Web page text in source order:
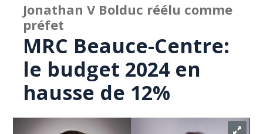
Jonathan V Bolduc réélu comme
préfet
MRC Beauce-Centre:
le budget 2024 en
hausse de 12%